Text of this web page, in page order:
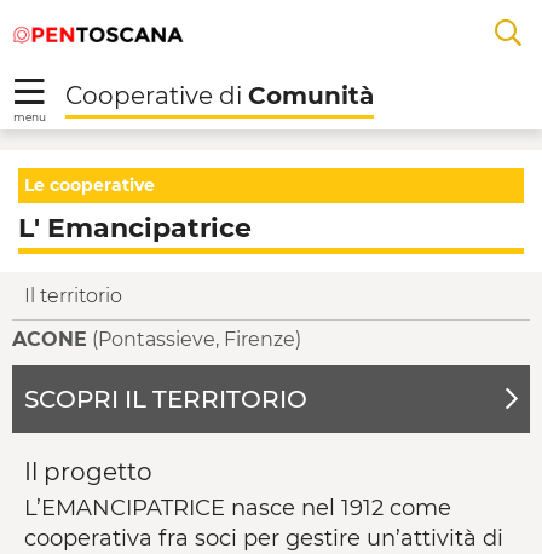
Skip to Main Content
alal
menu
Cooperative di Comunità
L' Emancipatrice -
Le cooperative
L' Emancipatrice
Il territorio
ACONE (Pontassieve, Firenze)
SCOPRI IL TERRITORIO
Il progetto
L’EMANCIPATRICE nasce nel 1912 come
cooperativa fra soci per gestire un’attività di